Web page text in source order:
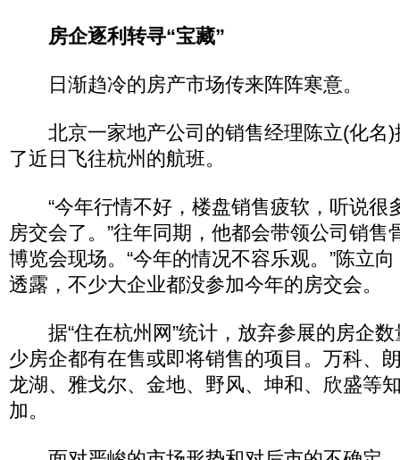
房企逐利转寻“宝藏”
日渐趋冷的房产市场传来阵阵寒意。
北京一家地产公司的销售经理陈立(化名)
了近日飞往杭州的航班。
“今年行情不好，楼盘销售疲软，听说很
房交会了。”往年同期，他都会带领公司销售
博览会现场。“今年的情况不容乐观。”陈立
透露，不少大企业都没参加今年的房交会。
据“住在杭州网”统计，放弃参展的房企数
少房企都有在售或即将销售的项目。万科、
龙湖、雅戈尔、金地、野风、坤和、欣盛等
加。